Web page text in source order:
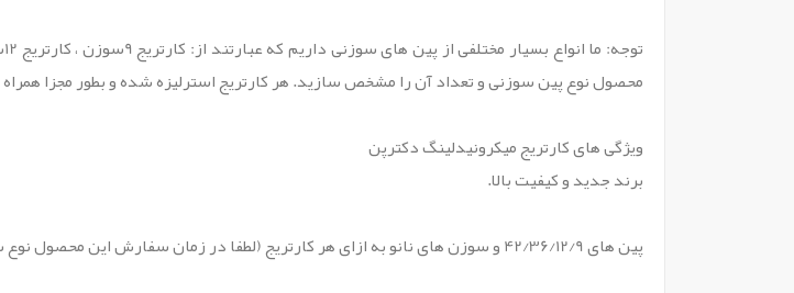
محصول نوع پین سوزنی و تعداد آن را مشخص سازید. هر کارتریج استرلیزه شده و بطور مجزا
ویژگی های کارتریج میکرونیدلینگ دکترپن
برند جدید و کیفیت بالا.
پین های 42/36/12/9 و سوزن های نانو به ازای هر کارتریج (لطفا در زمان سفارش این محصول نوع سوزن و تعداد آن را انتخاب کنید).